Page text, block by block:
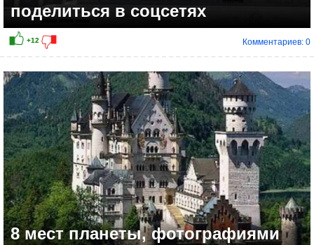
поделиться в соцсетях
Комментариев: 0
8 мест планеты, фотографиями